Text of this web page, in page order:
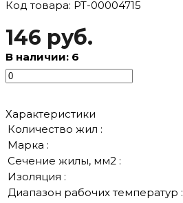
Код товара: РТ-00004715
146 руб.
В наличии: 6
Характеристики
Количество жил :
Марка :
Сечение жилы, мм2 :
Изоляция :
Диапазон рабочих температур :